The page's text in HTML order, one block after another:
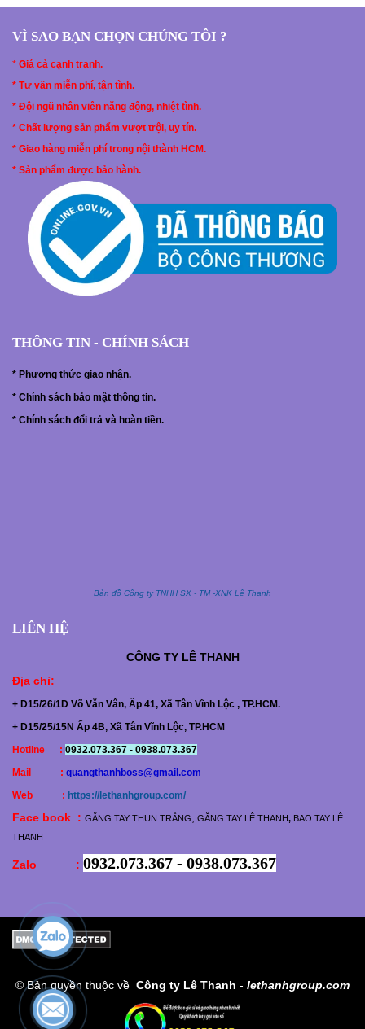
VÌ SAO BẠN CHỌN CHÚNG TÔI ?
* Giá cả cạnh tranh.
* Tư vấn miễn phí, tận tình.
* Đội ngũ nhân viên năng động, nhiệt tình.
* Chất lượng sản phẩm vượt trội, uy tín.
* Giao hàng miễn phí trong nội thành HCM.
* Sản phẩm được bảo hành.
THÔNG TIN - CHÍNH SÁCH
* Phương thức giao nhận.
* Chính sách bảo mật thông tin.
* Chính sách đổi trả và hoàn tiền.
Bản đồ Công ty TNHH SX - TM -XNK Lê Thanh
LIÊN HỆ
CÔNG TY LÊ THANH
Địa chỉ:
+ D15/26/1D Võ Văn Vân, Ấp 41, Xã Tân Vĩnh Lộc , TP.HCM.
+ D15/25/15N Ấp 4B, Xã Tân Vĩnh Lộc, TP.HCM
Hotline : 0932.073.367 - 0938.073.367
Mail : quangthanhboss@gmail.com
Web : https://lethanhgroup.com/
Face book : GĂNG TAY THUN TRẮNG, GĂNG TAY LÊ THANH, BAO TAY LÊ
THANH
Zalo : 0932.073.367 - 0938.073.367
© Bản quyền thuộc về Công ty Lê Thanh - lethanhgroup.com